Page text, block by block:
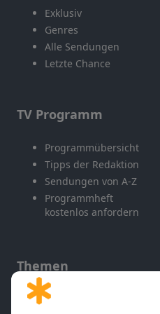
Exklusiv
Genres
Alle Sendungen
Letzte Chance
TV Programm
Programmübersicht
Tipps der Redaktion
Sendungen von A-Z
Programmheft
kostenlos anfordern
Themen
Gott und Bibel erklärt